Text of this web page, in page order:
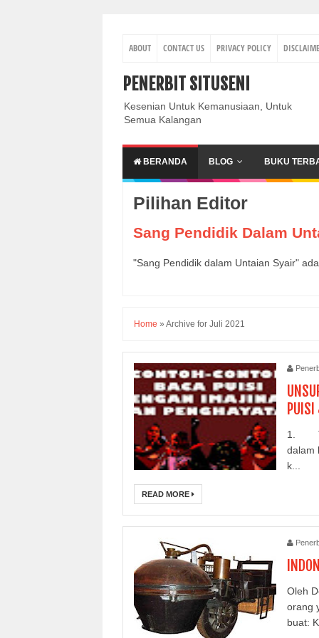
ABOUT CONTACT US PRIVACY POLICY
PENERBIT SITUSENI
Kesenian Untuk Kemanusiaan, Untuk
Semua Kalangan
BERANDA BLOG BUKU
Pilihan Editor
Sang Pendidik Dalam
"Sang Pendidik dalam Untaian Syair"
Home » Archive for Juli 2021
PUISI
1.
k...
READ MORE
Oleh
orang
buat: